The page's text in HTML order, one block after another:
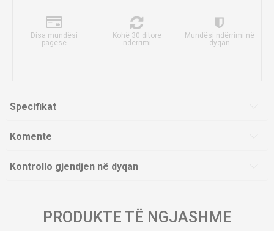
Disa mundësi
pagese
Kohë 30 ditore
ndërrimi
Mundësi ndërrimi në
dyqan
Specifikat
Komente
Kontrollo gjendjen në dyqan
PRODUKTE TË NGJASHME